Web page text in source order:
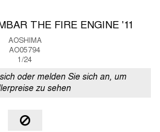
THE FIRE ENGINE '11
AOSHIMA
AO05794
1/24
oder melden Sie sich an, um
zu sehen